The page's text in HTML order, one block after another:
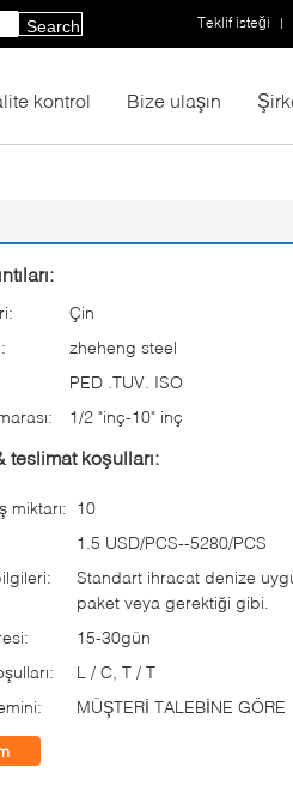
Teklif isteği |
Search
kontrol Bize ulaşın
Çin
zheheng steel
PED .TUV. ISO
1/2 "inç-10" inç
teslimat koşulları:
miktarı: 10
1.5 USD/PCS--5280/PCS
Standart ihracat denize
paket veya gerektiği gibi.
15-30gün
L / C, T / T
MÜŞTERİ TALEBİNE GÖRE